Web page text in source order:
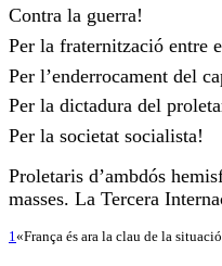
Contra la guerra!
Per la fraternització entre
Per l’enderrocament del
Per la dictadura del
Per la societat socialista!
Proletaris d’ambdós
masses. La Tercera
1«França és ara la clau de la